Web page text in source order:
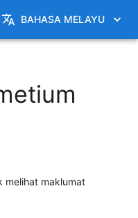
BAHASA MELAYU
melihat maklumat